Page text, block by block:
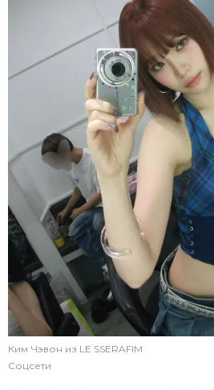
Ким Чэвон из LE SSERAFIM
Соцсети